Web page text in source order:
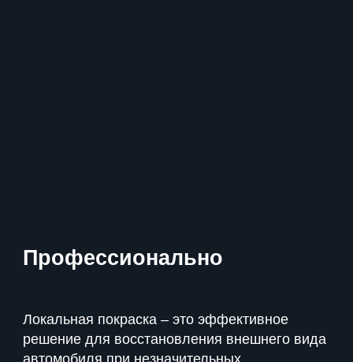
Профессионально
Локальная покраска – это эффективное
решение для восстановления внешнего вида